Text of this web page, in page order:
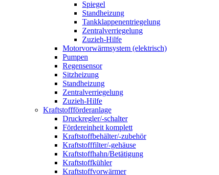
Spiegel
Standheizung
Tankklappenentriegelung
Zentralverriegelung
Zuzieh-Hilfe
Motorvorwärmsystem (elektrisch)
Pumpen
Regensensor
Sitzheizung
Standheizung
Zentralverriegelung
Zuzieh-Hilfe
Kraftstoffförderanlage
Druckregler/-schalter
Fördereinheit komplett
Kraftstoffbehälter/-zubehör
Kraftstofffilter/-gehäuse
Kraftstoffhahn/Betätigung
Kraftstoffkühler
Kraftstoffvorwärmer